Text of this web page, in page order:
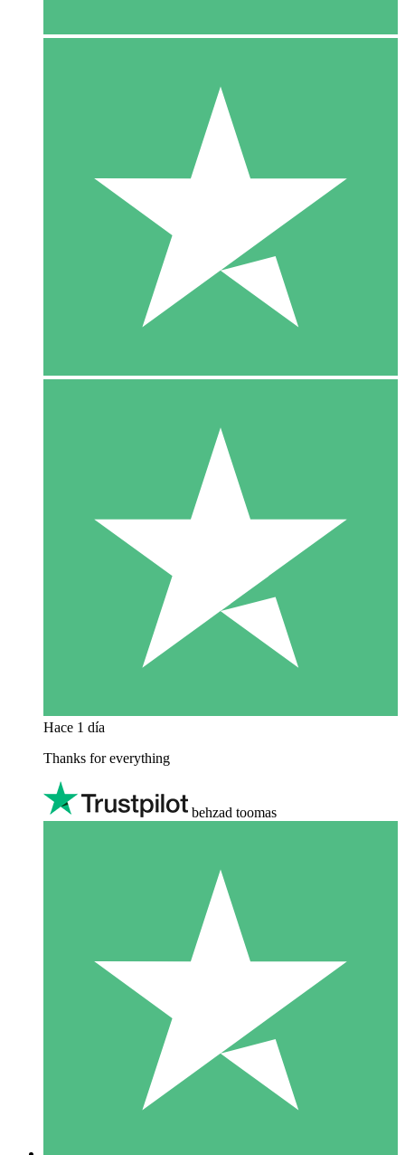
Hace 1 día
Thanks for everything
behzad toomas